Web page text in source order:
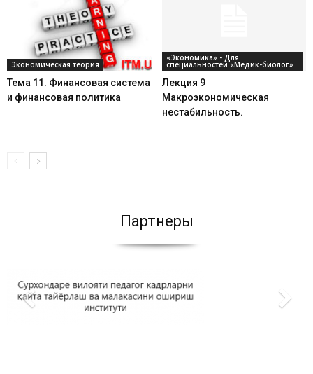
Экономическая теория
Тема 11. Финансовая система
и финансовая политика
«Экономика» - Для
специальностей «Медик-биолог»
Лекция 9
Макроэкономическая
нестабильность.
Партнеры